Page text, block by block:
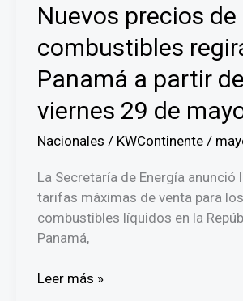
Nuevos precios de
combustibles
Panamá a partir
viernes 29 de
Nacionales / KWContinente /
La Secretaría de Energía anunció
tarifas máximas de venta para los
combustibles líquidos en la
Panamá,
Nuevos
Leer más »